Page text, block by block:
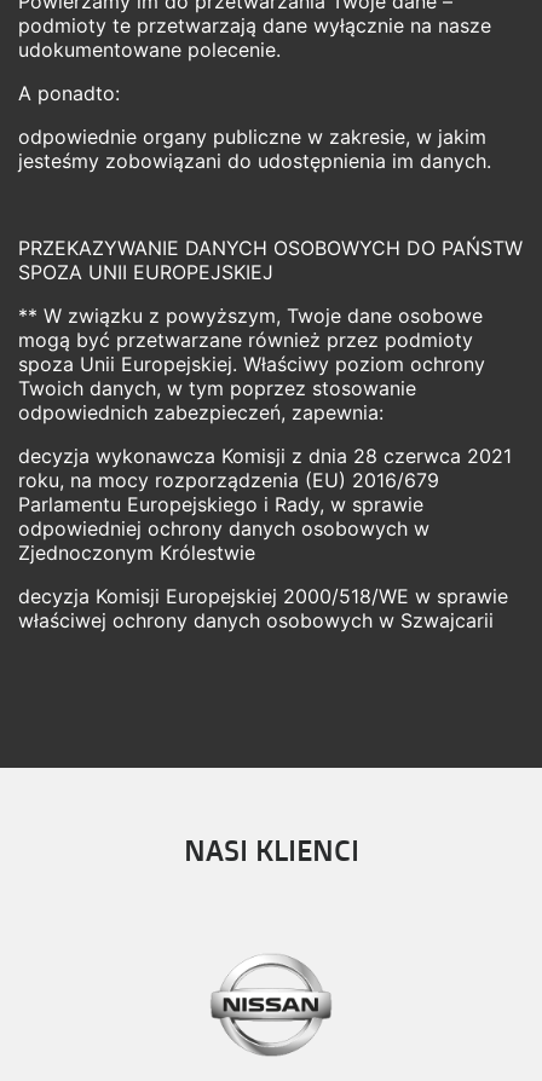
podmioty te przetwarzają dane wyłącznie na nasze
udokumentowane polecenie.
A ponadto:
odpowiednie organy publiczne w zakresie, w jakim
jesteśmy zobowiązani do udostępnienia im danych.
PRZEKAZYWANIE DANYCH OSOBOWYCH DO PAŃSTW
SPOZA UNII EUROPEJSKIEJ
** W związku z powyższym, Twoje dane osobowe
mogą być przetwarzane również przez podmioty
spoza Unii Europejskiej. Właściwy poziom ochrony
Twoich danych, w tym poprzez stosowanie
odpowiednich zabezpieczeń, zapewnia:
decyzja wykonawcza Komisji z dnia 28 czerwca 2021
roku, na mocy rozporządzenia (EU) 2016/679
Parlamentu Europejskiego i Rady, w sprawie
odpowiedniej ochrony danych osobowych w
Zjednoczonym Królestwie
decyzja Komisji Europejskiej 2000/518/WE w sprawie
właściwej ochrony danych osobowych w Szwajcarii
NASI KLIENCI